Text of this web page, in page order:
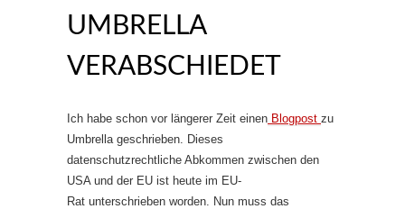
UMBRELLA
VERABSCHIEDET
Ich habe schon vor längerer Zeit einen Blogpost zu
Umbrella geschrieben. Dieses
datenschutzrechtliche Abkommen zwischen den
USA und der EU ist heute im EU-
Rat unterschrieben worden. Nun muss das